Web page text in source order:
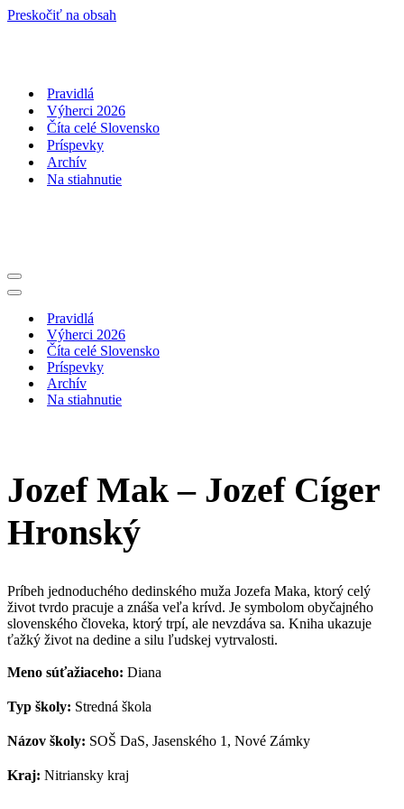
Preskočiť na obsah
Pravidlá
Výherci 2026
Číta celé Slovensko
Príspevky
Archív
Na stiahnutie
Menu
navigácie
Menu
navigáciePravidlá
Výherci 2026
Číta celé Slovensko
Príspevky
Archív
Na stiahnutie
Jozef Mak – Jozef Cíger
Hronský
Príbeh jednoduchého dedinského muža Jozefa Maka, ktorý celý
život tvrdo pracuje a znáša veľa krívd. Je symbolom obyčajného
slovenského človeka, ktorý trpí, ale nevzdáva sa. Kniha ukazuje
ťažký život na dedine a silu ľudskej vytrvalosti.
Meno súťažiaceho: Diana
Typ školy: Stredná škola
Názov školy: SOŠ DaS, Jasenského 1, Nové Zámky
Kraj: Nitriansky kraj